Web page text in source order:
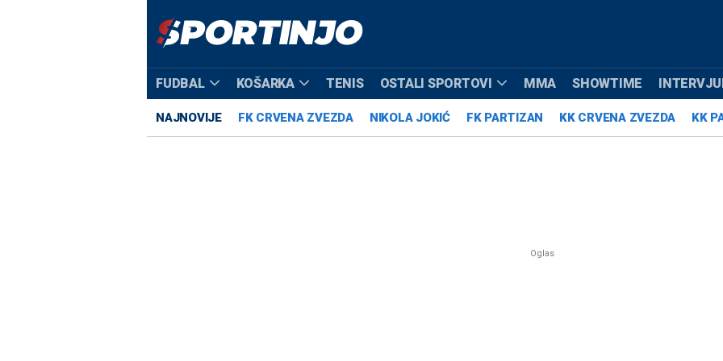
FUDBAL KOŠARKA TENIS OSTALI SPORTOVI MMA SHOWTIME
NAJNOVIJE FK CRVENA ZVEZDA NIKOLA JOKIĆ FK PARTIZAN KK CRVENA ZVEZDA KK